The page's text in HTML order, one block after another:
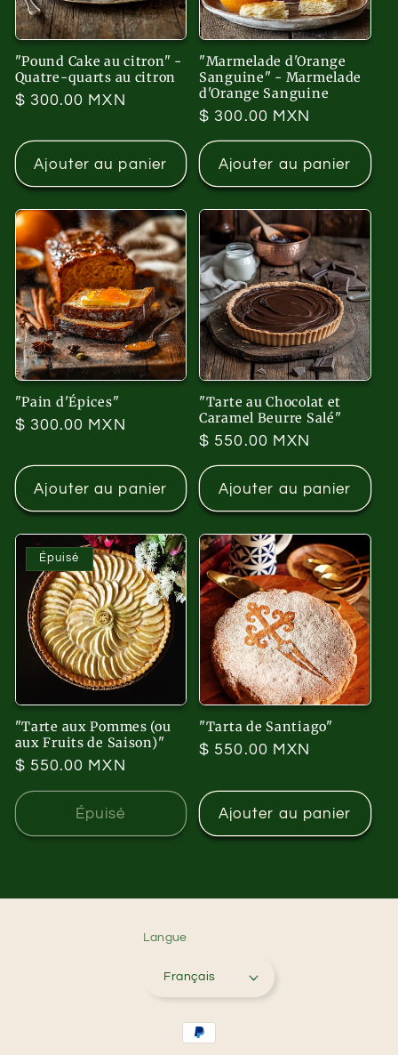
"Pound Cake au citron" -
Quatre-quarts au citron
Prix
$ 300.00 MXN
Ajouter au panier
"Marmelade d'Orange
Sanguine" - Marmelade
d'Orange Sanguine
Prix
habituel
$ 300.00 MXN
Ajouter au panier
"Pain d'Épices"
Prix
$ 300.00 MXN
Ajouter au panier
"Tarte au Chocolat et
Caramel Beurre Salé"
Prix
habituel
$ 550.00 MXN
Ajouter au panier
Épuisé
"Tarte aux Pommes (ou
aux Fruits de Saison)"
Prix
habituel
$ 550.00 MXN
Épuisé
"Tarta de Santiago"
Prix
$ 550.00 MXN
Ajouter au panier
Langue
Français
Moyens